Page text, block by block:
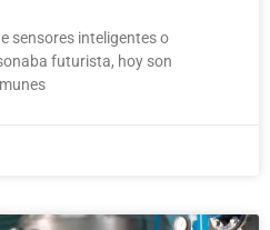
sensores inteligentes o
futurista, hoy son